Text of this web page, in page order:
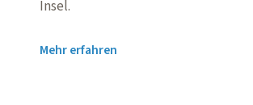
Insel.
Mehr erfahren